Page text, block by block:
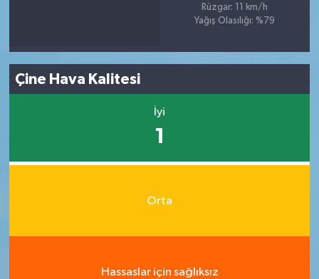
Rüzgar: 11 km/h
Yağış Olasılığı: %79
Çine Hava Kalitesi
İyi
1
Orta
Hassaslar için sağlıksız